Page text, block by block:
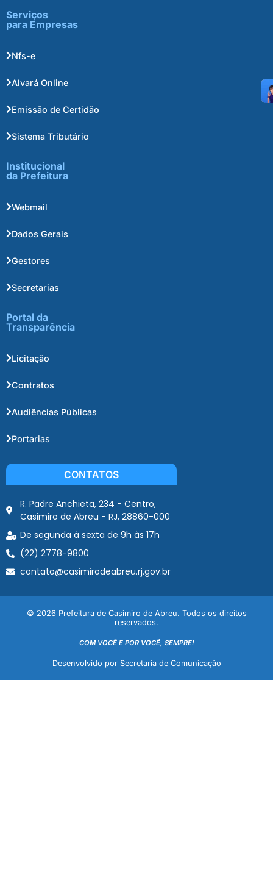
Serviços
para Empresas
Nfs-e
Alvará Online
Emissão de Certidão
Sistema Tributário
Institucional
da Prefeitura
Webmail
Dados Gerais
Gestores
Secretarias
Portal da
Transparência
Licitação
Contratos
Audiências Públicas
Portarias
CONTATOS
R. Padre Anchieta, 234 - Centro,
Casimiro de Abreu - RJ, 28860-000
De segunda à sexta de 9h às 17h
(22) 2778-9800
contato@casimirodeabreu.rj.gov.br
© 2026 Prefeitura de Casimiro de Abreu. Todos os direitos
reservados.
COM VOCÊ E POR VOCÊ, SEMPRE!
Desenvolvido por Secretaria de Comunicação